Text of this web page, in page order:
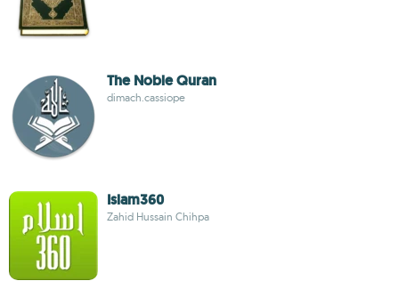
The Noble Quran
dimach.cassiope
Islam360
Zahid Hussain Chihpa